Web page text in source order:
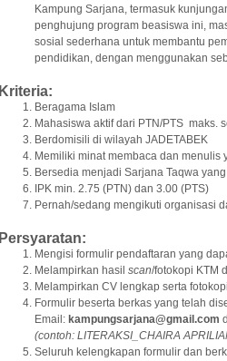
Kampung Sarjana, termasuk
penghujung program beasiswa ini,
sosial sederhana untuk membantu
pendidikan, dengan menggunakan
Kriteria:
Beragama Islam
Mahasiswa aktif dari PTN/PTS maks.
Berdomisili di wilayah JADETABEK
Memiliki minat membaca dan menulis
Bersedia menjadi Sarjana Taqwa
IPK min. 2.75 (PTN) dan 3.00 (PTS)
Pernah/sedang mengikuti organisasi
Persyaratan:
Mengisi formulir pendaftaran yang
Melampirkan hasil scan/fotokopi KTM
Melampirkan CV lengkap serta
Formulir beserta berkas yang telah
Email: kampungsarjana@gmail.com
(contoh: LITERAKSI_CHAIRA
Seluruh kelengkapan formulir dan